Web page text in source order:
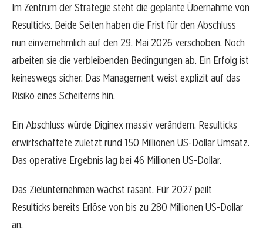
Im Zentrum der Strategie steht die geplante Übernahme von
Resulticks. Beide Seiten haben die Frist für den Abschluss
nun einvernehmlich auf den 29. Mai 2026 verschoben. Noch
arbeiten sie die verbleibenden Bedingungen ab. Ein Erfolg ist
keineswegs sicher. Das Management weist explizit auf das
Risiko eines Scheiterns hin.
Ein Abschluss würde Diginex massiv verändern. Resulticks
erwirtschaftete zuletzt rund 150 Millionen US-Dollar Umsatz.
Das operative Ergebnis lag bei 46 Millionen US-Dollar.
Das Zielunternehmen wächst rasant. Für 2027 peilt
Resulticks bereits Erlöse von bis zu 280 Millionen US-Dollar
an.